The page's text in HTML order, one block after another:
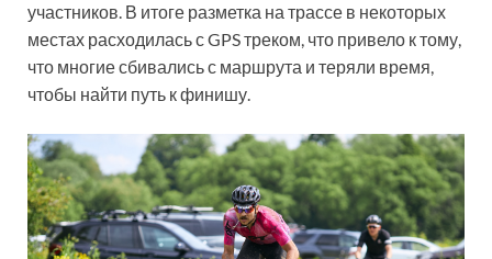
участников. В итоге разметка на трассе в некоторых
местах расходилась с GPS треком, что привело к тому,
что многие сбивались с маршрута и теряли время,
чтобы найти путь к финишу.